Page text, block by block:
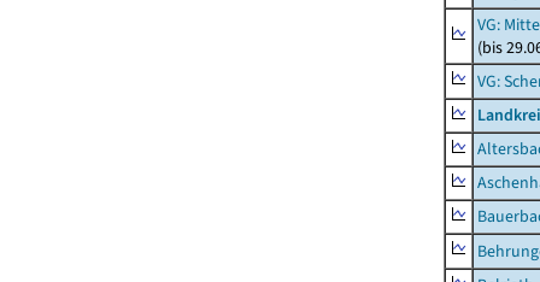
VG:
(bis
VG: